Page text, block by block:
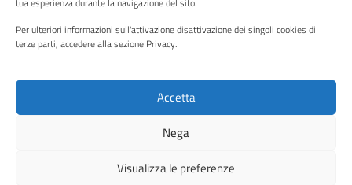
Per ulteriori informazioni sull'attivazione disattivazione dei singoli cookies di
terze parti, accedere alla sezione Privacy.
Accetta
Nega
Visualizza le preferenze
Instagram